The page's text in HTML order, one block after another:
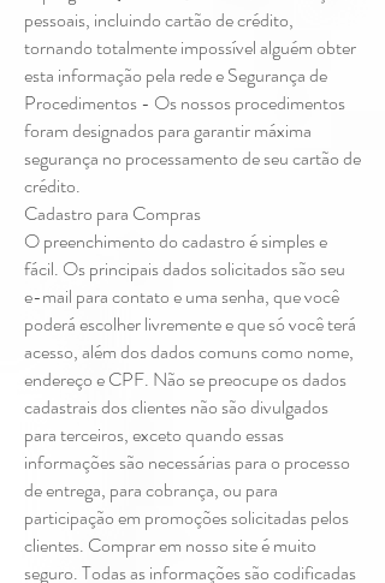
pessoais, incluindo cartão de crédito,
tornando totalmente impossível alguém obter
esta informação pela rede e Segurança de
Procedimentos - Os nossos procedimentos
foram designados para garantir máxima
segurança no processamento de seu cartão de
crédito.
Cadastro para Compras
O preenchimento do cadastro é simples e
fácil. Os principais dados solicitados são seu
e-mail para contato e uma senha, que você
poderá escolher livremente e que só você terá
acesso, além dos dados comuns como nome,
endereço e CPF. Não se preocupe os dados
cadastrais dos clientes não são divulgados
para terceiros, exceto quando essas
informações são necessárias para o processo
de entrega, para cobrança, ou para
participação em promoções solicitadas pelos
clientes. Comprar em nosso site é muito
seguro. Todas as informações são codificadas